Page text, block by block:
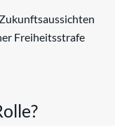
Freiheitsstrafe